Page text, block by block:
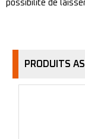
possibilité de
PRODUITS